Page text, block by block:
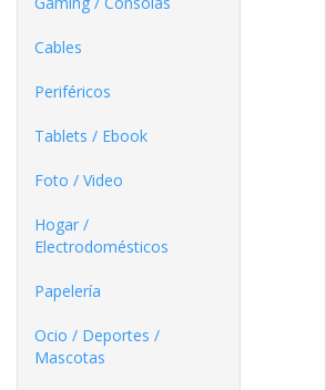
Cables
Periféricos
Tablets / Ebook
Foto / Video
Hogar /
Electrodomésticos
Papelería
Ocio / Deportes /
Mascotas